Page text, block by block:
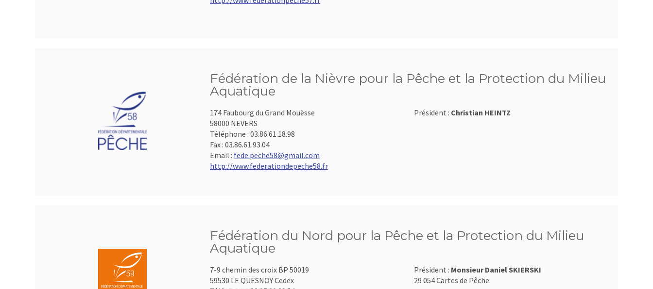
Fédération de la Nièvre pour la Pêche et la Protection du Milieu
Aquatique
174 Faubourg du Grand Mouësse
58000 NEVERS
Téléphone : 03.86.61.18.98
Fax : 03.86.61.93.04
Email : fede.peche58@gmail.com
http://www.federationdepeche58.fr
Président : Christian HEINTZ
Fédération du Nord pour la Pêche et la Protection du Milieu
Aquatique
7-9 chemin des croix BP 50019
59530 LE QUESNOY Cedex
Président : Monsieur Daniel SKIERSKI
29 054 Cartes de Pêche